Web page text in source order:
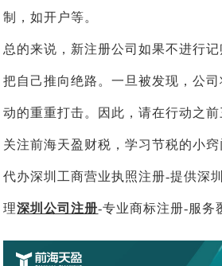
制，如开户等。
总的来说，新注册公司如果不进行
把自己推向绝路。一旦被发现，公
动的重重打击。因此，请在行动之前
关注前海天盈财税，学习节税的小窍
代办深圳工商营业执照注册-提供深
理深圳公司注册-专业商标注册-服务